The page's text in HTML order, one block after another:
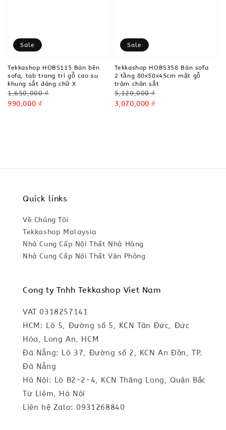
Sale
Tekkashop HOBS115 Bàn bên
sofa, tab trang trí gỗ cao su
khung sắt dáng chữ X
Regular
price
1,650,000 ₫
Sale
990,000 ₫
Sale
Tekkashop HOBS358 Bàn sofa
2 tầng 80x50x45cm mặt gỗ
tràm chân sắt
Regular
price
5,120,000 ₫
Sale
3,070,000 ₫
Quick links
Về Chúng Tôi
Tekkashop Malaysia
Nhà Cung Cấp Nội Thất Nhà Hàng
Nhà Cung Cấp Nội Thất Văn Phòng
Cong ty Tnhh Tekkashop Viet Nam
VAT 0318257141
HCM: Lô 5, Đường số 5, KCN Tân Đức, Đức
Hòa, Long An, HCM
Đà Nẵng: Lô 37, Đường số 2, KCN An Đồn, TP.
Đà Nẵng
Hà Nội: Lô B2-2-4, KCN Thăng Long, Quận Bắc
Từ Liêm, Hà Nội
Liên hệ Zalo: 0931268840